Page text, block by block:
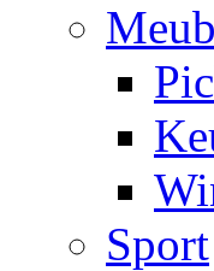
Sport